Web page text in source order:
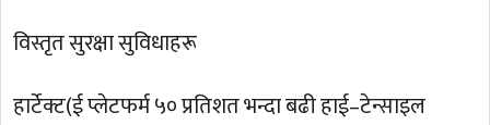
विस्तृत सुरक्षा सुविधाहरू
हार्टेक्ट(ई प्लेटफर्म ५० प्रतिशत भन्दा बढी हाई–टेन्साइल